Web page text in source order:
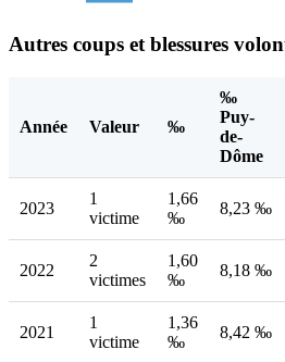
Autres coups et blessures
Année Valeur ‰
‰
Puy-
de-
Dôme
2023
1
victime
1,66
‰
8,23 ‰
2022
2
victimes
1,60
‰
8,18 ‰
2021
1
victime
1,36
‰
8,42 ‰